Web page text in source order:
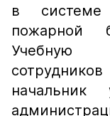
в
пожарной
Учебную
начальник